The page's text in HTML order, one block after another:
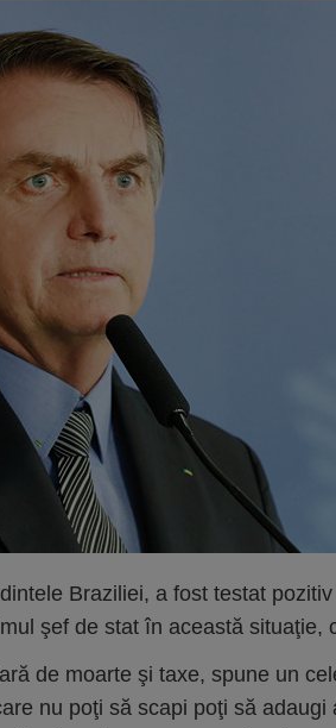
Braziliei, a fost testat
şef de stat în această situaţie,
de moarte şi taxe, spune un
nu poţi să scapi poţi să adaugi